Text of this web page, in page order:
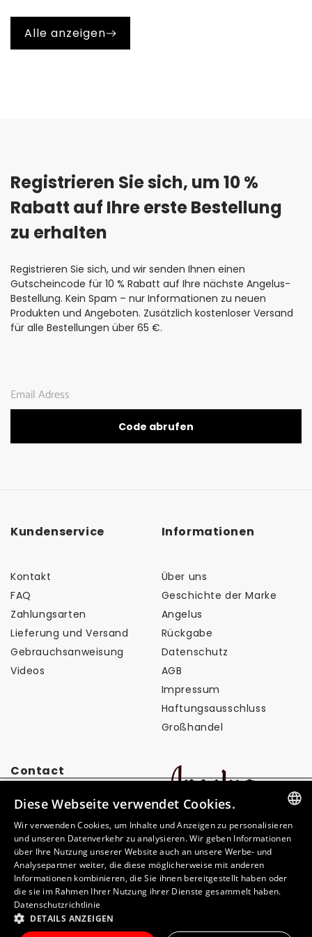
elastisch, was zu Rissen und Brüchen führen kann.
Alle anzeigen
Registrieren Sie sich, um 10 %
Rabatt auf Ihre erste Bestellung
zu erhalten
Registrieren Sie sich, und wir senden Ihnen einen
Gutscheincode für 10 % Rabatt auf Ihre nächste Angelus-
Bestellung. Kein Spam – nur Informationen zu neuen
Produkten und Angeboten. Zusätzlich kostenloser Versand
für alle Bestellungen über 65 €.
Code abrufen
Kundenservice
Kontakt
FAQ
Zahlungsarten
Lieferung und Versand
Gebrauchsanweisung
Videos
Informationen
Über uns
Geschichte der Marke
Angelus
Rückgabe
Datenschutz
AGB
Impressum
Haftungsausschluss
Großhandel
Contact
Zahlungsmethoden
© 2026,Angelus Brand
GERMAN
ITALIAN
FRENCH
NEDERLANDS
Diese Webseite verwendet Cookies.
Wir verwenden Cookies, um Inhalte und Anzeigen zu personalisieren
und unseren Datenverkehr zu analysieren. Wir geben Informationen
über Ihre Nutzung unserer Website auch an unsere Werbe- und
Analysepartner weiter, die diese möglicherweise mit anderen
Informationen kombinieren, die Sie ihnen bereitgestellt haben oder
die sie im Rahmen Ihrer Nutzung ihrer Dienste gesammelt haben.
Datenschutzrichtlinie
DETAILS ANZEIGEN